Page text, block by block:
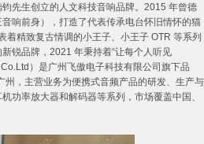
先生创立的人文科技音响品牌。2015 年曾德
响前身），打造了代表传承电台怀旧情怀的猫
着精致复古情调的小王子、小王子 OTR 等系列
锐品牌，2021 年秉持着“让每个人听见
）是广州飞傲电子科技有限公司旗下品
州，主营业务为便携式音频产品的研发、生产与
功率放大器和解码器等系列，市场覆盖中国、